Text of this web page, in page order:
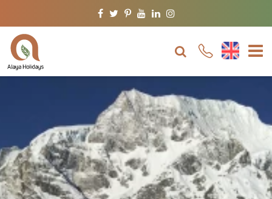
Facebook
Twitter
Pinterest
Youtube
LinkedinInstagram